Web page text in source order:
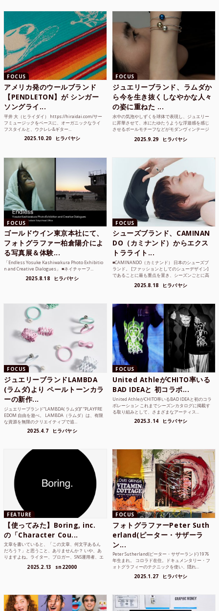
FOCUS
アメリカ発のウールブランド
【PENDLETON】が シンガー
ソングライ...
平井 大（ヒライダイ） https://hiraidai.com/サー
フミュージックをベースに、オーガニックなライ
フスタイルと、ウクレレ&ギター...
2025.10.20 ヒラバヤシ
FOCUS
ジュエリーブランド、ラムダか
ら今を生き抜くしなやかな人々
の姿に重ねた ...
水中の気泡やしずくを球体で表現し、ジュエリー
に昇華させて、水にたゆたうような浮遊感を感じ
させるボールモチーフなどがモダンヴィンテージ
2025.9.29 ヒラバヤシ
FOCUS
ゴールドウイン東京本社にて、
フォトグラファー柏倉陽介によ
る写真展＆体験...
「Endless Yosuke Kashiwakura Photo Exhibitio
n and Creative Dialogues」 ■ネイチャーフ...
2025.8.18 ヒラバヤシ
FOCUS
シューズブランド、CAMINAN
DO（カミナンド）からエクス
トラライト...
■CAMINANDO（カミナンド） 日本のシューズブ
ランド。 [ファッションとしてのシューデザイン]
であることに最も重点を置き、シーズンごとに高
2025.8.18 ヒラバヤシ
FOCUS
ジュエリーブランドLAMBDA
(ラムダ)より ペールトーンカラ
ーの新作...
ジュエリーブランド“LAMBDA( ラムダ))” “PLAYFRE
EDOM 自由を遊べ。 LAMBDA（ラムダ）は、有限
な資源を無限のクリエイティブで追...
2025.4.7 ヒラバヤシ
FOCUS
United AthleがCHITO率いる
BAD IDEAと 初コラボ...
United AthleがCHITO率いるBAD IDEAと初のコラ
ボレーション これまでシーズンカタログに掲載す
る取り組みとして、さまざまなアーティス...
2025.3.14 ヒラバヤシ
FEATURE
【使ってみた】Boring, inc.
の「Character Cou...
文章を書いていると、「この文章、何文字あるん
だろう？」と思うこと、ありませんか？ いや、あ
りますよね。ライター、ブロガー、SNS運用者、エ
2025.2.13 sn22000
FOCUS
フォトグラファーPeter Suth
erland(ピーター・サザーラ
ン...
Peter Sutherland(ピーター・サザーランド) 1976
年生まれ。 コロラド在住。ドキュメンタリー・フ
ォトグラフィーのテクニックを使い、隠れ...
2025.1.27 ヒラバヤシ